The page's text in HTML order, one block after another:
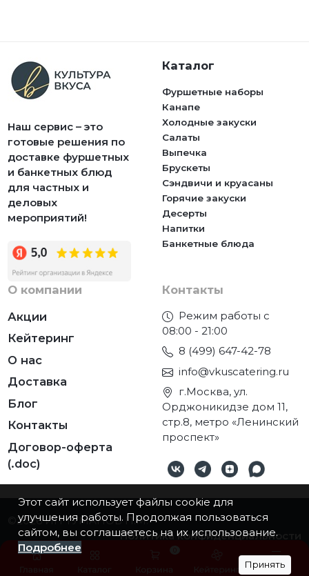
Наш сервис – это
готовые решения по
доставке фуршетных
и банкетных блюд
для частных и
деловых
мероприятий!
Каталог
Фуршетные наборы
Канапе
Холодные закуски
Салаты
Выпечка
Брускеты
Сэндвичи и круасаны
Горячие закуски
Десерты
Напитки
Банкетные блюда
О компании
Акции
Кейтеринг
О нас
Доставка
Блог
Контакты
Договор-оферта
(.doc)
Контакты
Режим работы с
08:00 - 21:00
8 (499) 647-42-78
info@vkuscatering.ru
г.Москва, ул.
Орджоникидзе дом 11,
стр.8, метро «Ленинский
проспект»
©2026ИП ТУМАНОВ П.М.
Политика конфиденциальности
Этот сайт использует файлы cookie для
улучшения работы. Продолжая пользоваться
сайтом, вы соглашаетесь на их использование.
Подробнее
Принять